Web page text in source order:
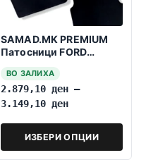
SAMAD.MK PREMIUM
Патосници FORD
1992-1996
ВО ЗАЛИХА
2.879,10 ден –
3.149,10 ден
ИЗБЕРИ ОПЦИИ